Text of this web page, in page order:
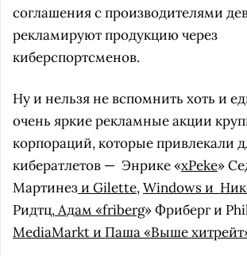
соглашения с производителями
рекламируют продукцию через
киберспортсменов.
Ну и нельзя не вспомнить хоть и
очень яркие рекламные акции
корпораций, которые привлекали
кибератлетов — Энрике «xPeke»
Мартинези Gilette,Windows и
Ридтц,Адам «friberg» Фриберг и
MediaMarkt и Паша «Выше